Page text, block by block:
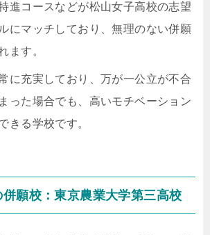
進コースなどが松山女子高校の志望
にマッチしており、無理のない併願
ます。
に充実しており、万が一公立が不合
った場合でも、高いモチベーション
きる学校です。
願校：東京農業大学第三高校